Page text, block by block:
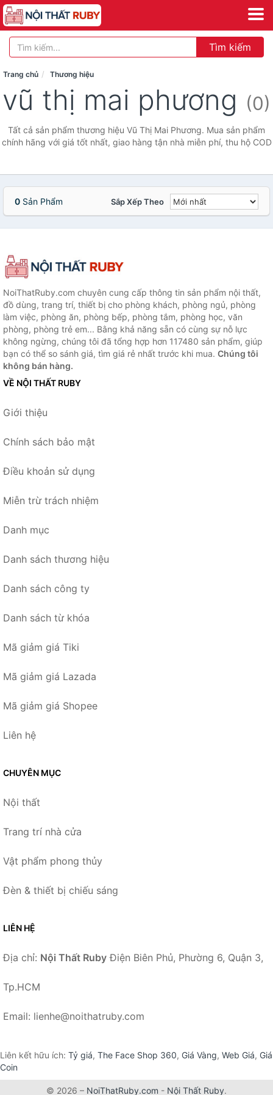
Tìm kiếm
Trang chủ Thương hiệu
vũ thị mai phương (0)
Tất cả sản phẩm thương hiệu Vũ Thị Mai Phương. Mua sản phẩm
chính hãng với giá tốt nhất, giao hàng tận nhà miễn phí, thu hộ COD
0 Sản Phẩm Sắp Xếp Theo
NoiThatRuby.com chuyên cung cấp thông tin sản phẩm nội thất,
đồ dùng, trang trí, thiết bị cho phòng khách, phòng ngủ, phòng
làm việc, phòng ăn, phòng bếp, phòng tắm, phòng học, văn
phòng, phòng trẻ em... Bằng khả năng sẵn có cùng sự nỗ lực
không ngừng, chúng tôi đã tổng hợp hơn 117480 sản phẩm, giúp
bạn có thể so sánh giá, tìm giá rẻ nhất trước khi mua. Chúng tôi
không bán hàng.
VỀ NỘI THẤT RUBY
Giới thiệu
Chính sách bảo mật
Điều khoản sử dụng
Miễn trừ trách nhiệm
Danh mục
Danh sách thương hiệu
Danh sách công ty
Danh sách từ khóa
Mã giảm giá Tiki
Mã giảm giá Lazada
Mã giảm giá Shopee
Liên hệ
CHUYÊN MỤC
Nội thất
Trang trí nhà cửa
Vật phẩm phong thủy
Đèn & thiết bị chiếu sáng
LIÊN HỆ
Địa chỉ: Nội Thất Ruby Điện Biên Phủ, Phường 6, Quận 3,
Tp.HCM
Email: lienhe@noithatruby.com
Liên kết hữu ích: Tỷ giá, The Face Shop 360, Giá Vàng, Web Giá, Giá
Coin
© 2026 – NoiThatRuby.com - Nội Thất Ruby.